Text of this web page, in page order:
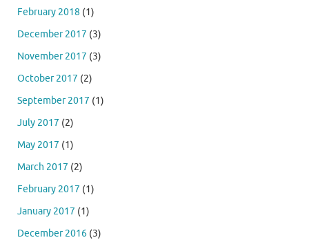
February 2018 (1)
December 2017 (3)
November 2017 (3)
October 2017 (2)
September 2017 (1)
July 2017 (2)
May 2017 (1)
March 2017 (2)
February 2017 (1)
January 2017 (1)
December 2016 (3)